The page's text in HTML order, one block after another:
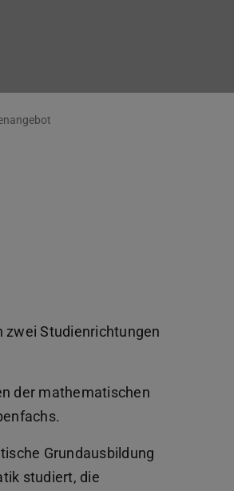
zwei Studienrichtungen
der mathematischen
Grundausbildung
studiert, die